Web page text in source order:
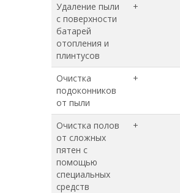
Удаление пыли
с поверхности
батарей
отопления и
плинтусов
+
Очистка
подоконников
от пыли
+
Очистка полов
от сложных
пятен с
помощью
специальных
средств
+